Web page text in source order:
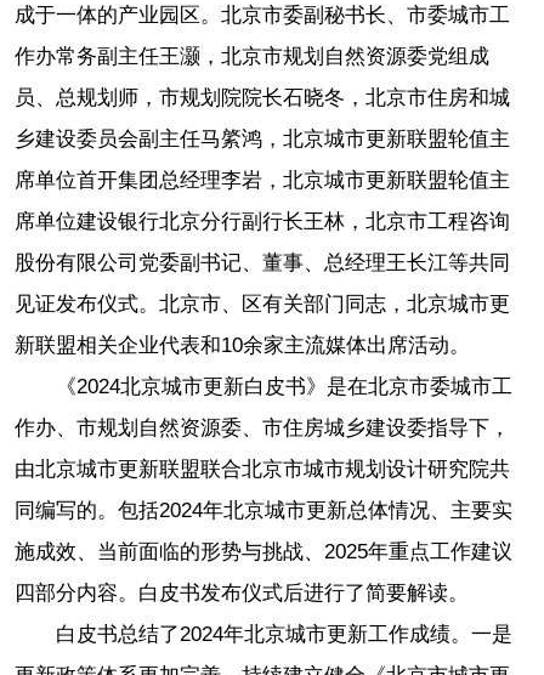
成于一体的产业园区。北京市委副秘书长、市委城市工
作办常务副主任王灏，北京市规划自然资源委党组成
员、总规划师，市规划院院长石晓冬，北京市住房和城
乡建设委员会副主任马綮鸿，北京城市更新联盟轮值主
席单位首开集团总经理李岩，北京城市更新联盟轮值主
席单位建设银行北京分行副行长王林，北京市工程咨询
股份有限公司党委副书记、董事、总经理王长江等共同
见证发布仪式。北京市、区有关部门同志，北京城市更
新联盟相关企业代表和10余家主流媒体出席活动。
《2024北京城市更新白皮书》是在北京市委城市工
作办、市规划自然资源委、市住房城乡建设委指导下，
由北京城市更新联盟联合北京市城市规划设计研究院共
同编写的。包括2024年北京城市更新总体情况、主要实
施成效、当前面临的形势与挑战、2025年重点工作建议
四部分内容。白皮书发布仪式后进行了简要解读。
白皮书总结了2024年北京城市更新工作成绩。一是